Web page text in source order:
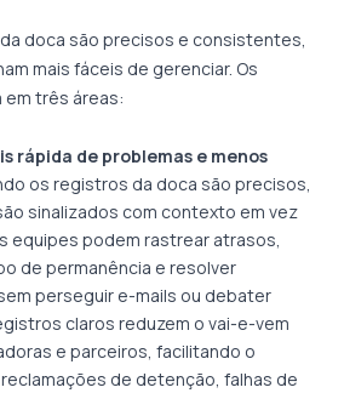
doca são precisos e consistentes,
mais fáceis de gerenciar. Os
três áreas:
rápida de problemas e menos
os registros da doca são precisos,
sinalizados com contexto em vez
equipes podem rastrear atrasos,
de permanência e resolver
perseguir e-mails ou debater
claros reduzem o vai-e-vem
e parceiros, facilitando o
de detenção, falhas de